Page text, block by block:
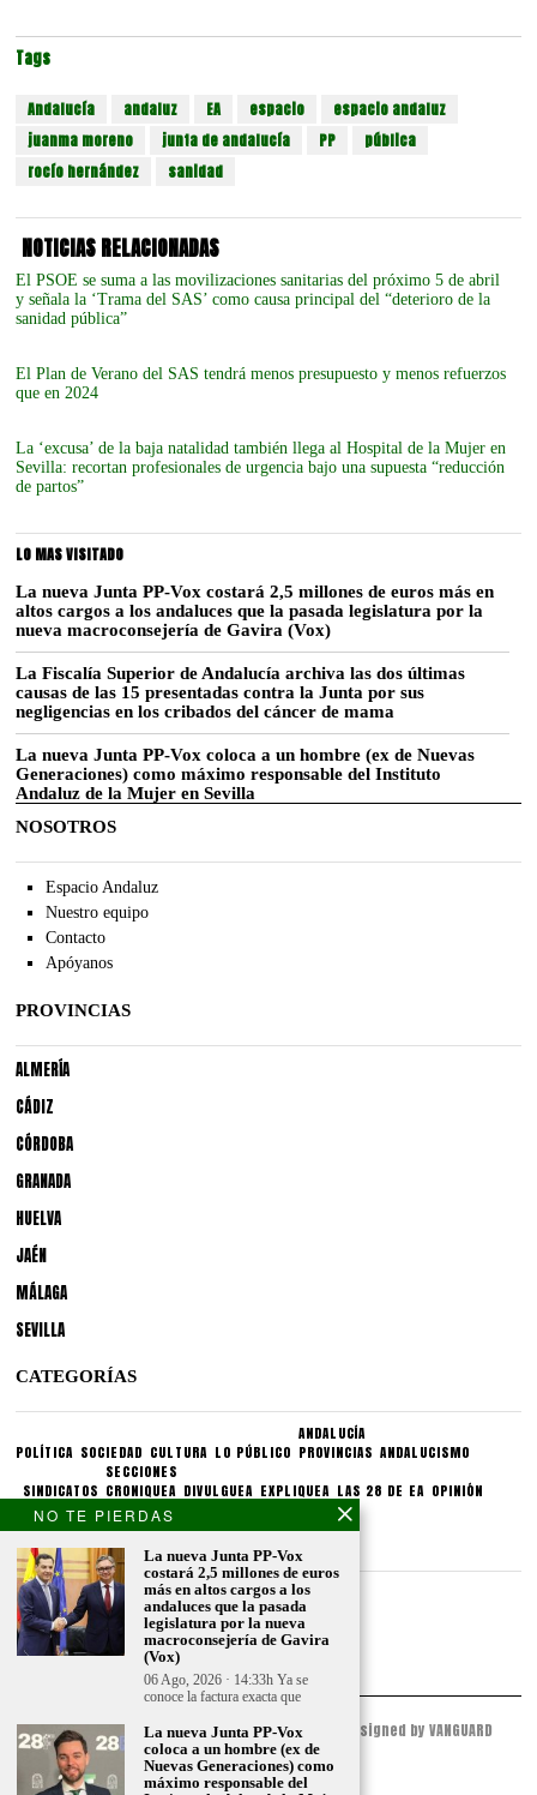
Tags
Andalucía andaluz EA espacio
espacio andaluz
juanma moreno
junta de andalucía PP
pública
rocío hernández
sanidad
NOTICIAS RELACIONADAS
El PSOE se suma a las movilizaciones sanitarias del próximo 5 de abril
y señala la ‘Trama del SAS’ como causa principal del “deterioro de la
sanidad pública”
El Plan de Verano del SAS tendrá menos presupuesto y menos refuerzos
que en 2024
La ‘excusa’ de la baja natalidad también llega al Hospital de la Mujer en
Sevilla: recortan profesionales de urgencia bajo una supuesta “reducción
de partos”
LO MAS VISITADO
La nueva Junta PP-Vox costará 2,5 millones de euros más en
altos cargos a los andaluces que la pasada legislatura por la
nueva macroconsejería de Gavira (Vox)
La Fiscalía Superior de Andalucía archiva las dos últimas
causas de las 15 presentadas contra la Junta por sus
negligencias en los cribados del cáncer de mama
La nueva Junta PP-Vox coloca a un hombre (ex de Nuevas
Generaciones) como máximo responsable del Instituto
Andaluz de la Mujer en Sevilla
NOSOTROS
Espacio Andaluz
Nuestro equipo
Contacto
Apóyanos
PROVINCIAS
ALMERÍA
CÁDIZ
CÓRDOBA
GRANADA
HUELVA
JAÉN
MÁLAGA
SEVILLA
CATEGORÍAS
POLÍTICA SOCIEDAD CULTURA LO PÚBLICO
ANDALUCÍA
PROVINCIAS ANDALUCISMO
SINDICATOS
SECCIONES
CRONIQUEA DIVULGUEA EXPLIQUEA LAS 28 DE EA OPINIÓN
CONDICIONES LEGALES
Aviso legal
Politica de privacidad
Politica de condiciones
© 2023 - ESPACIO ANDALUZ - All Rights Reserved. Designed by VANGUARD
PEAK
NO TE PIERDAS
La nueva Junta PP-Vox
costará 2,5 millones de euros
más en altos cargos a los
andaluces que la pasada
legislatura por la nueva
macroconsejería de Gavira
(Vox)
06 Ago, 2026 · 14:33h Ya se
conoce la factura exacta que
La nueva Junta PP-Vox
coloca a un hombre (ex de
Nuevas Generaciones) como
máximo responsable del